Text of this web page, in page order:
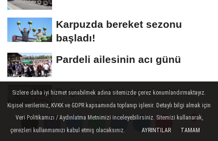
Yorumlar
Yorumlar
Karpuzda bereket sezonu
başladı!
Pardeli ailesinin acı günü
Doğaseverlerin yeni rotası:
Batık şehir
MGK öncesi Beştepe'de kritik
Sizlere daha iyi hizmet sunabilmek adına sitemizde çerez konumlandırmaktayız.
Kişisel verileriniz, KVKK ve GDPR kapsamında toplanıp işlenir. Detaylı bilgi almak için
Veri Politikamızı / Aydınlatma Metnimizi inceleyebilirsiniz. Sitemizi kullanarak,
çerezleri kullanmamızı kabul etmiş olacaksınız.
AYRINTILAR TAMAM